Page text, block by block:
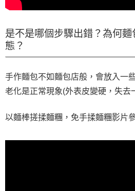
是不是哪個步驟出錯？為何
態？
手作麵包不如麵包店般，會放入一
老化是正常現象(外表皮變硬，失去
以麵棒搓揉麵糰，免手揉麵糰影片參